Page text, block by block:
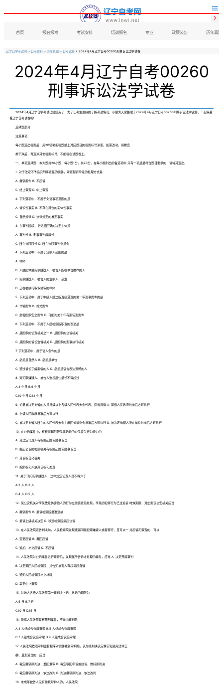

首页 报名报考 考试安排 培训报名 专业 政策公告 历年真题

辽宁自学考试网 > 自考资料 > 历年真题 > 自考试卷 > 2024年4月辽宁自考00260刑事诉讼法学试卷
2024年4月辽宁自考00260
刑事诉讼法学试卷
2024年4月辽宁自学考试已经结束了，为了让考生更好的了解考试情况，小编为大家整理了2024年4月辽宁自考00260刑事诉讼法学试卷，一起来看
看辽宁自考试卷吧!
选择题部分
注意事项：
每小题选出答案后，用2B铅笔把答题纸上对应题目的答案标号涂黑。如需改动，用橡皮
擦干净后，再选涂其他答案标号。不能答在试题卷上。
一、单项选择题：本大题共20小题，每小题1分，共20分。在每小题列出的备选项中 只有一项是最符合题目要求的，请将其选出。
1. 对于法定不予追究刑事责任的案件，审查起诉阶段的处理方式是
A. 撤销案件 B. 不起诉
C. 终止审理 D. 中止审理
2. 下列选项中，不属于免证事项范围的是
A. 常识性事实 B. 不存在异议的实体性事实
C. 自然规律 D. 法律规定的推定事实
3. 在审判阶段，书记员回避的决定主体是
A. 审判长 B. 刑事审判庭庭长
C. 所在法院院长 D. 所在法院审判委员会
4. 下列选项中，不属于辩护人范围的是
A. 律师
B. 人民团体或犯罪嫌疑人、被告人所在单位推荐的人
C. 犯罪嫌疑人、被告人的监护人、亲友
D. 正在被执行取保候审的律师
5. 下列选项中，属于中级人民法院直接受理的第一审刑事案件的是
A. 诈骗案件 B. 抢劫案件
C. 危害国家安全案件 D. 可能判处十年有期徒刑案件
6. 下列选项中，不属于人民检察院职责的表述是
A. 是国家的侦查机关之一 B. 是国家的公诉机关
C. 是国家的诉讼监督机关 D. 是国家的刑事执行机关
7. 下列选项中，属于证人条件的是
A. 必须是自然人 B. 必须是单位
C. 通过诉讼了解案情的人 D. 必须是语言表达流畅的人
8. 对犯罪嫌疑人、被告人监视居住最长不得超过
A.3 个月 B.6 个月
C.10 个月 D.12 个月
9. 如果被决定拘留的人是县级以上各级人民代表大会代表，应当报请 A. 同级人民政府批准后方可执行
B. 上级人民政府批准后方可执行
C. 被决定拘留人所在的人民代表大会主席团或常委会批准后方可执行 D. 被决定拘留人所在单位批准后方可执行
10. 在公诉案件中，有权提起附带民事诉讼的公民丧失行为能力的
A. 其法定代理人有权提起附带民事诉讼
B. 提起公诉的检察机关有权提起附带民事诉讼
C. 其诉权自动丧失
D. 按照权利人放弃该权利处理
11. 关于讯问犯罪嫌疑人，法律规定侦查人员不得少于
A.2 人 B.3 人
C.4 人 D.5 人
12. 某公安机关对李某故意伤害他人的行为立案侦查后发现，李某的犯罪行为已过追诉 时效期限，对此案该公安机关应当
A. 撤销案件 B. 报请检察院批准逮捕
C. 报请上级机关决定 D. 移送检察院提起公诉
13. 在人民法院宣告判决前，人民检察院发现遗漏同案犯罪嫌疑人或者罪行，且可以一 并起诉和审理的，可以
A. 变更起诉 B. 撤回起诉
C. 追加、补充起诉 D. 不起诉
14. 人民法院对公诉案件进行审查后，发现属于告诉才处理的案件，应当 A. 决定开庭审判
B. 决定退回人民检察院，并告知被害人有权提起自诉
C. 通知人民检察院补充材料
D. 裁定中止审理
15. 对地方各级人民法院第一审判决上诉、抗诉的期限为
A.5 日 B.7 日
C.10 日 D.15 日
16. 最高人民法院复核死刑案件，应当由审判员
A.3 人组成合议庭审理 B.5 人组成合议庭审理
C.7 人组成合议庭审理 D.9 人组成合议庭审理
17. 人民法院依照审判监督程序对案件重新审判后，认为原判决认定事实和适用法律正
确、量刑适当的，应当
A. 裁定撤销原判决，发回重审 B. 裁定驳回申诉或抗诉，维持原判决
C. 裁定撤销原判决，依法改判 D. 判决撤销原判决，依法改判
18. 未成年被告人没有委托辩护人的，人民法院